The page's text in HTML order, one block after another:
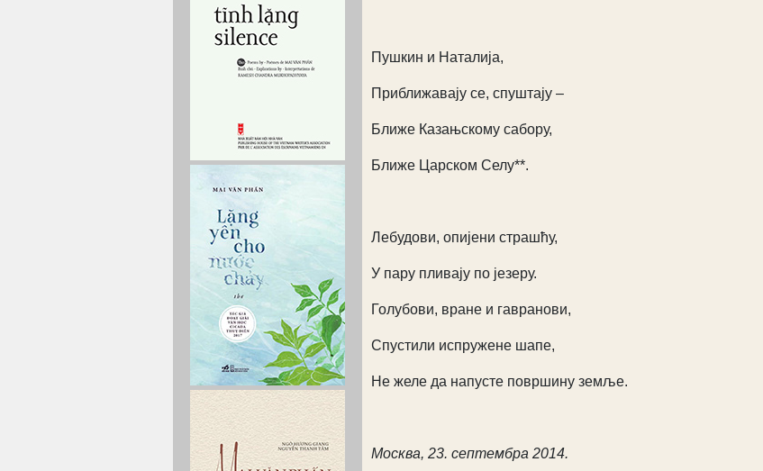
Пушкин и Наталија,
Приближавају се, спуштају –
Ближе Казањскому сабору,
Ближе Царском Селу**.
Лебудови, опијени страшћу,
У пару пливају по језеру.
Голубови, вране и гавранови,
Спустили испружене шапе,
Не желе да напусте површину земље.
Москва, 23. септембра 2014.